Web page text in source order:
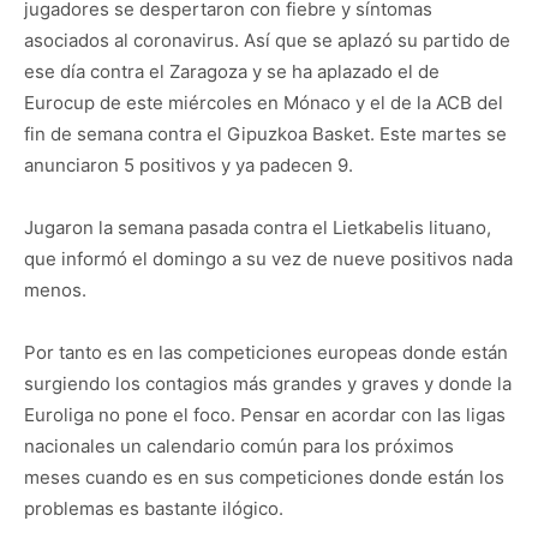
jugadores se despertaron con fiebre y síntomas
asociados al coronavirus. Así que se aplazó su partido de
ese día contra el Zaragoza y se ha aplazado el de
Eurocup de este miércoles en Mónaco y el de la ACB del
fin de semana contra el Gipuzkoa Basket. Este martes se
anunciaron 5 positivos y ya padecen 9.
Jugaron la semana pasada contra el Lietkabelis lituano,
que informó el domingo a su vez de nueve positivos nada
menos.
Por tanto es en las competiciones europeas donde están
surgiendo los contagios más grandes y graves y donde la
Euroliga no pone el foco. Pensar en acordar con las ligas
nacionales un calendario común para los próximos
meses cuando es en sus competiciones donde están los
problemas es bastante ilógico.